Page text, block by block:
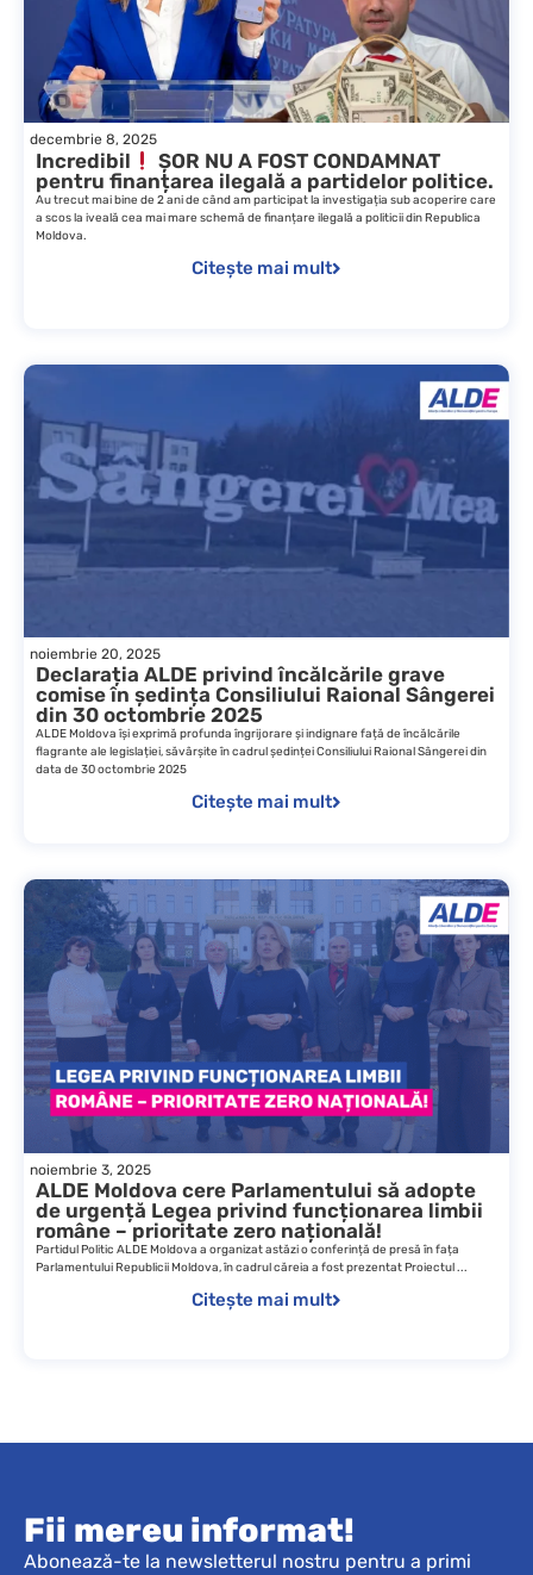
decembrie 8, 2025
Incredibil
ȘOR NU A FOST CONDAMNAT
pentru finanțarea ilegală a partidelor politice.
Au trecut mai bine de 2 ani de când am participat la investigația sub acoperire care
a scos la iveală cea mai mare schemă de finanțare ilegală a politicii din Republica
Moldova.
Citește mai mult
noiembrie 20, 2025
Declarația ALDE privind încălcările grave
comise în ședința Consiliului Raional Sângerei
din 30 octombrie 2025
ALDE Moldova își exprimă profunda îngrijorare și indignare față de încălcările
flagrante ale legislației, săvârșite în cadrul ședinței Consiliului Raional Sângerei din
data de 30 octombrie 2025
Citește mai mult
noiembrie 3, 2025
ALDE Moldova cere Parlamentului să adopte
de urgență Legea privind funcționarea limbii
române – prioritate zero națională!
Partidul Politic ALDE Moldova a organizat astăzi o conferință de presă în fața
Parlamentului Republicii Moldova, în cadrul căreia a fost prezentat Proiectul ...
Citește mai mult
Fii mereu informat!
Abonează-te la newsletterul nostru pentru a primi